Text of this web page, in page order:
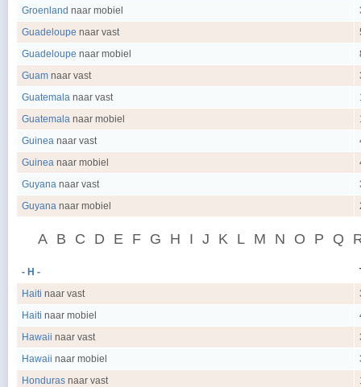
Groenland naar mobiel
Guadeloupe naar vast
Guadeloupe naar mobiel
Guam naar vast
Guatemala naar vast
Guatemala naar mobiel
Guinea naar vast
Guinea naar mobiel
Guyana naar vast
Guyana naar mobiel
A B C D E F G H I J K L M N O P Q
- H -
Haiti naar vast
Haiti naar mobiel
Hawaii naar vast
Hawaii naar mobiel
Honduras naar vast